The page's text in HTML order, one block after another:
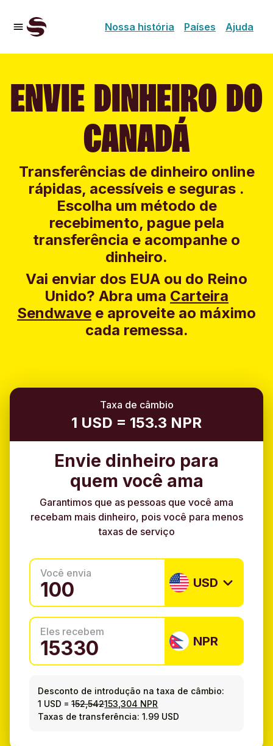
Nossa história Países Ajuda
ENVIE DINHEIRO DO
CANADÁ
Transferências de dinheiro online
rápidas, acessíveis e seguras .
Escolha um método de
recebimento, pague pela
transferência e acompanhe o
dinheiro.
Vai enviar dos EUA ou do Reino
Unido? Abra uma Carteira
Sendwave e aproveite ao máximo
cada remessa.
Taxa de câmbio
1 USD = 153.3 NPR
Envie dinheiro para
quem você ama
Garantimos que as pessoas que você ama
recebam mais dinheiro, pois você para menos
taxas de serviço
Você envia
USD
Eles recebem
NPR
Desconto de introdução na taxa de câmbio:
1 USD =152,542153,304 NPR
Taxas de transferência: 1.99 USD